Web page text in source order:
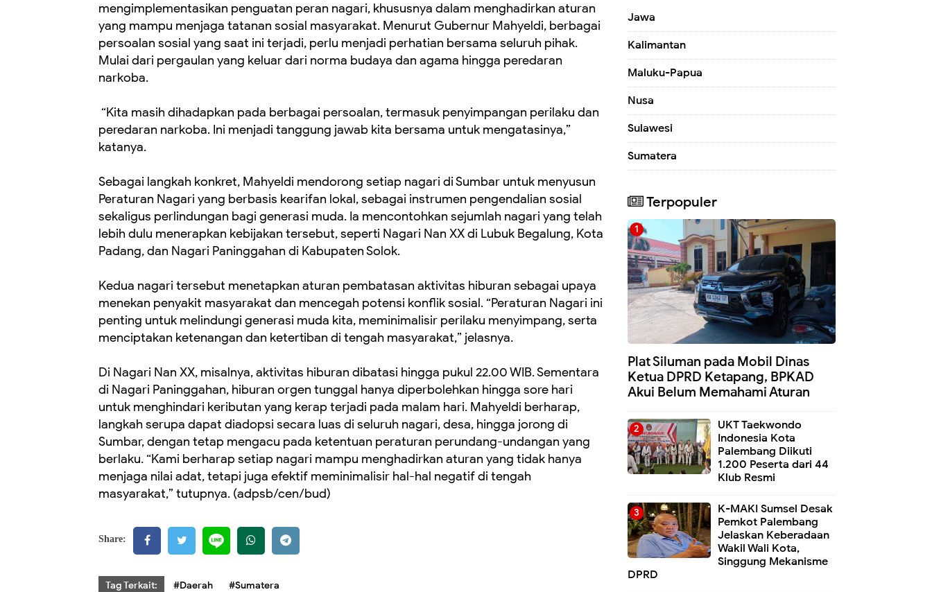
mengimplementasikan penguatan peran nagari, khususnya dalam menghadirkan aturan
yang mampu menjaga tatanan sosial masyarakat. Menurut Gubernur Mahyeldi, berbagai
persoalan sosial yang saat ini terjadi, perlu menjadi perhatian bersama seluruh pihak.
Mulai dari pergaulan yang keluar dari norma budaya dan agama hingga peredaran
narkoba.
“Kita masih dihadapkan pada berbagai persoalan, termasuk penyimpangan perilaku dan
peredaran narkoba. Ini menjadi tanggung jawab kita bersama untuk mengatasinya,”
katanya.
Sebagai langkah konkret, Mahyeldi mendorong setiap nagari di Sumbar untuk menyusun
Peraturan Nagari yang berbasis kearifan lokal, sebagai instrumen pengendalian sosial
sekaligus perlindungan bagi generasi muda. Ia mencontohkan sejumlah nagari yang telah
lebih dulu menerapkan kebijakan tersebut, seperti Nagari Nan XX di Lubuk Begalung, Kota
Padang, dan Nagari Paninggahan di Kabupaten Solok.
Kedua nagari tersebut menetapkan aturan pembatasan aktivitas hiburan sebagai upaya
menekan penyakit masyarakat dan mencegah potensi konflik sosial. “Peraturan Nagari ini
penting untuk melindungi generasi muda kita, meminimalisir perilaku menyimpang, serta
menciptakan ketenangan dan ketertiban di tengah masyarakat,” jelasnya.
Di Nagari Nan XX, misalnya, aktivitas hiburan dibatasi hingga pukul 22.00 WIB. Sementara
di Nagari Paninggahan, hiburan orgen tunggal hanya diperbolehkan hingga sore hari
untuk menghindari keributan yang kerap terjadi pada malam hari. Mahyeldi berharap,
langkah serupa dapat diadopsi secara luas di seluruh nagari, desa, hingga jorong di
Sumbar, dengan tetap mengacu pada ketentuan peraturan perundang-undangan yang
berlaku. “Kami berharap setiap nagari mampu menghadirkan aturan yang tidak hanya
menjaga nilai adat, tetapi juga efektif meminimalisir hal-hal negatif di tengah
masyarakat,” tutupnya. (adpsb/cen/bud)
Share:
Tag Terkait: #Daerah #Sumatera
Jawa
Kalimantan
Maluku-Papua
Nusa
Sulawesi
Sumatera
Terpopuler
Plat Siluman pada Mobil Dinas
Ketua DPRD Ketapang, BPKAD
Akui Belum Memahami Aturan
UKT Taekwondo
Indonesia Kota
Palembang Diikuti
1.200 Peserta dari 44
Klub Resmi
K-MAKI Sumsel Desak
Pemkot Palembang
Jelaskan Keberadaan
Wakil Wali Kota,
Singgung Mekanisme
DPRD